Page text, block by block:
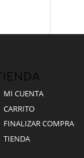
TIENDA
MI CUENTA
CARRITO
FINALIZAR COMPRA
TIENDA